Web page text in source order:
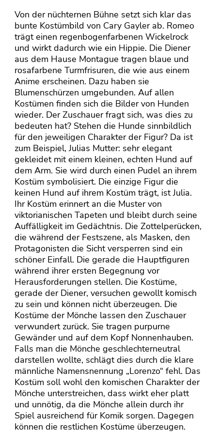
Von der nüchternen Bühne setzt sich klar das
bunte Kostümbild von Cary Gayler ab. Romeo
trägt einen regenbogenfarbenen Wickelrock
und wirkt dadurch wie ein Hippie. Die Diener
aus dem Hause Montague tragen blaue und
rosafarbene Turmfrisuren, die wie aus einem
Anime erscheinen. Dazu haben sie
Blumenschürzen umgebunden. Auf allen
Kostümen finden sich die Bilder von Hunden
wieder. Der Zuschauer fragt sich, was dies zu
bedeuten hat? Stehen die Hunde sinnbildlich
für den jeweiligen Charakter der Figur? Da ist
zum Beispiel, Julias Mutter: sehr elegant
gekleidet mit einem kleinen, echten Hund auf
dem Arm. Sie wird durch einen Pudel an ihrem
Kostüm symbolisiert. Die einzige Figur die
keinen Hund auf ihrem Kostüm trägt, ist Julia.
Ihr Kostüm erinnert an die Muster von
viktorianischen Tapeten und bleibt durch seine
Auffälligkeit im Gedächtnis. Die Zottelperücken,
die während der Festszene, als Masken, den
Protagonisten die Sicht versperren sind ein
schöner Einfall. Die gerade die Hauptfiguren
während ihrer ersten Begegnung vor
Herausforderungen stellen. Die Kostüme,
gerade der Diener, versuchen gewollt komisch
zu sein und können nicht überzeugen. Die
Kostüme der Mönche lassen den Zuschauer
verwundert zurück. Sie tragen purpurne
Gewänder und auf dem Kopf Nonnenhauben.
Falls man die Mönche geschlechterneutral
darstellen wollte, schlägt dies durch die klare
männliche Namensnennung „Lorenzo“ fehl. Das
Kostüm soll wohl den komischen Charakter der
Mönche unterstreichen, dass wirkt eher platt
und unnötig, da die Mönche allein durch ihr
Spiel ausreichend für Komik sorgen. Dagegen
können die restlichen Kostüme überzeugen.